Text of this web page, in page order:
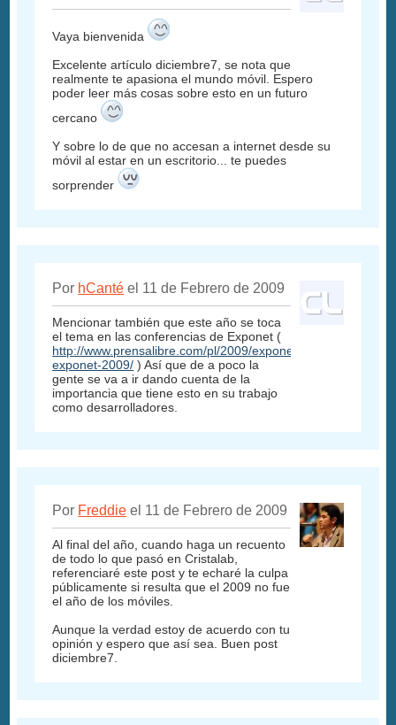
Vaya bienvenida
Excelente artículo diciembre7, se nota que
realmente te apasiona el mundo móvil. Espero
poder leer más cosas sobre esto en un futuro
cercano
Y sobre lo de que no accesan a internet desde su
móvil al estar en un escritorio... te puedes
sorprender
Por hCanté el 11 de Febrero de 2009
Mencionar también que este año se toca
el tema en las conferencias de Exponet (
http://www.prensalibre.com/pl/2009/exponet/pensum-
exponet-2009/ ) Así que de a poco la
gente se va a ir dando cuenta de la
importancia que tiene esto en su trabajo
como desarrolladores.
Por Freddie el 11 de Febrero de 2009
Al final del año, cuando haga un recuento
de todo lo que pasó en Cristalab,
referenciaré este post y te echaré la culpa
públicamente si resulta que el 2009 no fue
el año de los móviles.
Aunque la verdad estoy de acuerdo con tu
opinión y espero que así sea. Buen post
diciembre7.